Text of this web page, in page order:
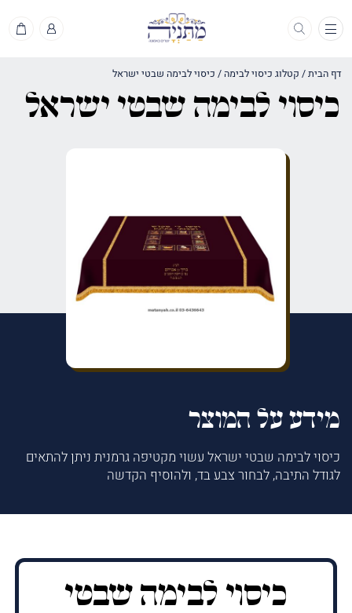
תפריט
דף הבית/ קטלוג כיסוי לבימה / כיסוי לבימה שבטי ישראל
כיסוי לבימה שבטי ישראל
מידע על המוצר
כיסוי לבימה שבטי ישראל עשוי מקטיפה גרמנית ניתן להתאים
לגודל התיבה, לבחור צבע בד, ולהוסיף הקדשה
כיסוי לבימה שבטי